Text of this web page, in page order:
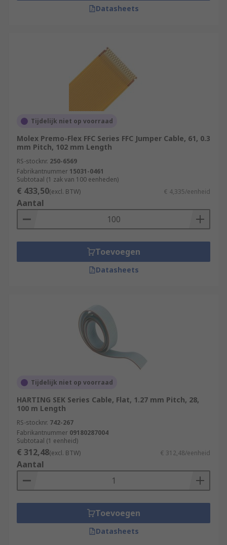
Datasheets
Tijdelijk niet op voorraad
Molex Premo-Flex FFC Series FFC Jumper Cable, 61, 0.3
mm Pitch, 102 mm Length
RS-stocknr. 250-6569
Fabrikantnummer 15031-0461
Subtotaal (1 zak van 100 eenheden)
€ 433,50(excl. BTW) € 4,335/eenheid
Aantal
Toevoegen
Datasheets
Tijdelijk niet op voorraad
HARTING SEK Series Cable, Flat, 1.27 mm Pitch, 28,
100 m Length
RS-stocknr. 742-267
Fabrikantnummer 09180287004
Subtotaal (1 eenheid)
€ 312,48(excl. BTW) € 312,48/eenheid
Aantal
Toevoegen
Datasheets